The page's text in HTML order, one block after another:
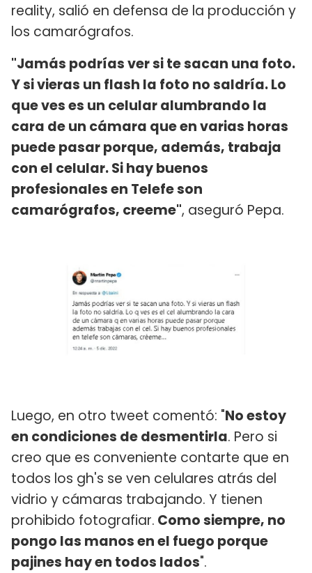
reality, salió en defensa de la producción y
los camarógrafos.
"Jamás podrías ver si te sacan una foto.
Y si vieras un flash la foto no saldría. Lo
que ves es un celular alumbrando la
cara de un cámara que en varias horas
puede pasar porque, además, trabaja
con el celular. Si hay buenos
profesionales en Telefe son
camarógrafos, creeme", aseguró Pepa.
Luego, en otro tweet comentó: "No estoy
en condiciones de desmentirla. Pero si
creo que es conveniente contarte que en
todos los gh's se ven celulares atrás del
vidrio y cámaras trabajando. Y tienen
prohibido fotografiar. Como siempre, no
pongo las manos en el fuego porque
pajines hay en todos lados".